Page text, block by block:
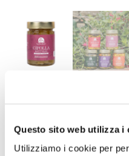
Questo sito web utilizza i
Utilizziamo i cookie per
Genossenschaft
nativem Olivenöl extra